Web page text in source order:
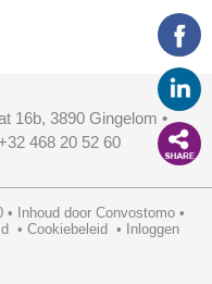
16b, 3890 Gingelom •
468 20 52 60
• Inhoud door Convostomo •
• Cookiebeleid • Inloggen